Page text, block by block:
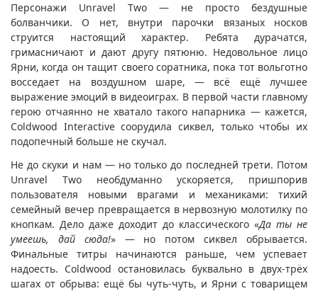
Персонажи Unravel Two — не просто бездушные
болванчики. О нет, внутри парочки вязаных носков
струится настоящий характер. Ребята дурачатся,
гримасничают и дают другу пятюню. Недовольное лицо
Ярни, когда он тащит своего соратника, пока тот вольготно
восседает на воздушном шаре, — всё ещё лучшее
выражение эмоций в видеоиграх. В первой части главному
герою отчаянно не хватало такого напарника — кажется,
Coldwood Interactive соорудила сиквел, только чтобы их
подопечный больше не скучал.
Не до скуки и нам — но только до последней трети. Потом
Unravel Two необдуманно ускоряется, пришпорив
пользователя новыми врагами и механиками: тихий
семейный вечер превращается в нервозную молотилку по
кнопкам. Дело даже доходит до классического «Да ты не
умеешь, дай сюда!» — но потом сиквел обрывается.
Финальные титры начинаются раньше, чем успевает
надоесть. Coldwood остановилась буквально в двух-трёх
шагах от обрыва: ещё бы чуть-чуть, и Ярни с товарищем